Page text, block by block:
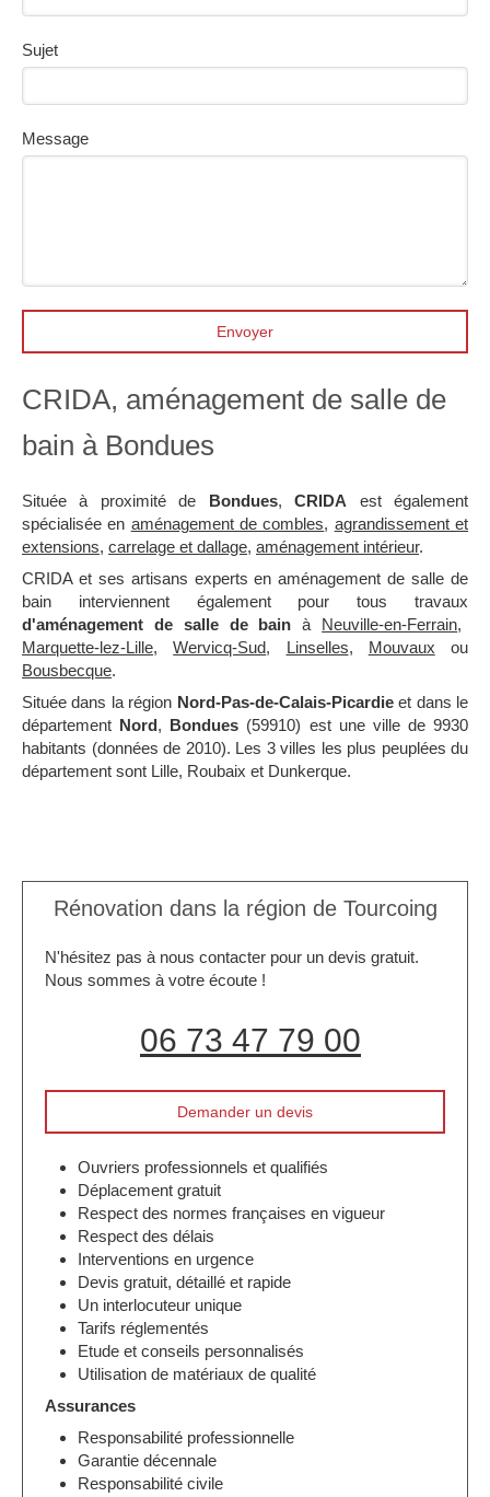
Sujet
Message
Envoyer
CRIDA, aménagement de salle de
bain à Bondues
Située à proximité de Bondues,CRIDA est également
spécialisée en aménagement de combles, agrandissement et
extensions, carrelage et dallage, aménagement intérieur.
CRIDA et ses artisans experts en aménagement de salle de
bain interviennent également pour tous travaux
d'aménagement de salle de bain à Neuville-en-Ferrain,
Marquette-lez-Lille,Wervicq-Sud, Linselles, Mouvaux ou
Bousbecque.
Située dans la région Nord-Pas-de-Calais-Picardieet dans le
département Nord, Bondues (59910) est une ville de 9930
habitants (données de 2010). Les 3 villes les plus peuplées du
département sont Lille, Roubaix et Dunkerque.
Rénovation dans la région de Tourcoing
N'hésitez pas à nous contacter pour un devis gratuit.
Nous sommes à votre écoute !
06 73 47 79 00
Demander un devis
Ouvriers professionnels et qualifiés
Déplacement gratuit
Respect des normes françaises en vigueur
Respect des délais
Interventions en urgence
Devis gratuit, détaillé et rapide
Un interlocuteur unique
Tarifs réglementés
Etude et conseils personnalisés
Utilisation de matériaux de qualité
Assurances
Responsabilité professionnelle
Garantie décennale
Responsabilité civile